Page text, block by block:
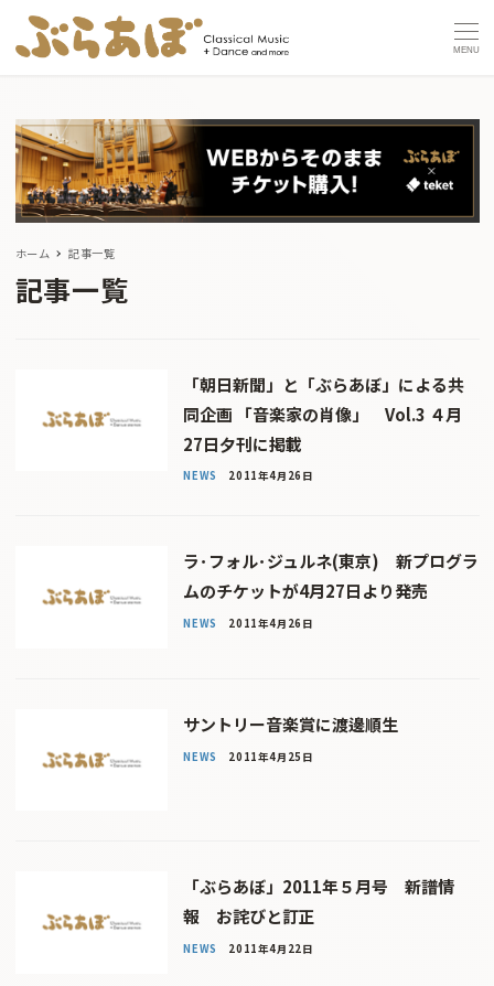
MENU
ホーム 記事一覧
記事一覧
「朝日新聞」と「ぶらあぼ」による共
同企画 「音楽家の肖像」 Vol.3 ４月
27日夕刊に掲載
NEWS 2011年4月26日
ラ･フォル･ジュルネ(東京) 新プログラ
ムのチケットが4月27日より発売
NEWS 2011年4月26日
サントリー音楽賞に渡邊順生
NEWS 2011年4月25日
「ぶらあぼ」2011年５月号 新譜情
報 お詫びと訂正
NEWS 2011年4月22日